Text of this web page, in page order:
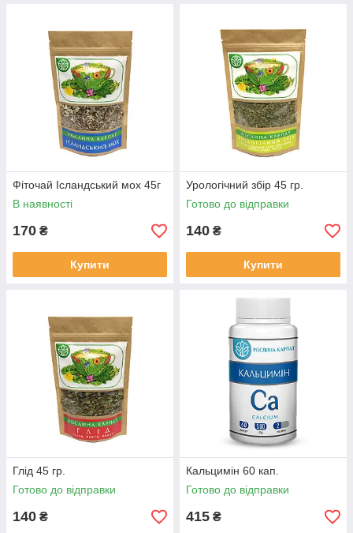
Фіточай Ісландський мох 45г
В наявності
170 ₴
Купити
Урологічний збір 45 гр.
Готово до відправки
140 ₴
Купити
Глід 45 гр.
Готово до відправки
140 ₴
Кальцимін 60 кап.
Готово до відправки
415 ₴